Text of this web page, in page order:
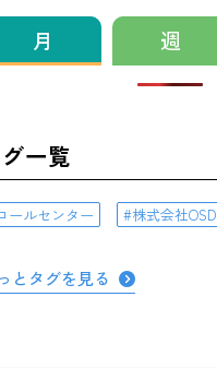
月 週
一覧
ールセンター 株式会社OSD
とタグを見る